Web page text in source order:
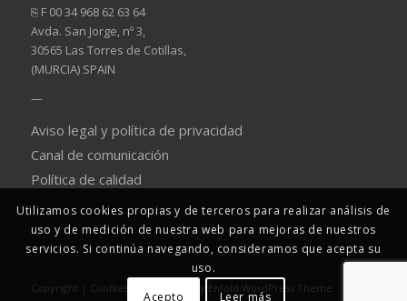
⎘ F 00 34 968 62 63 64
Avda. San Jorge, nº 3,
30565 Las Torres de Cotillas,
(MURCIA) SPAIN
—
Aviso legal y política de privacidad
Canal de comunicación
Política de calidad
Copyright | Confiletas - powered by Enfold WordPress Theme
Utilizamos cookies propias y de terceros para realizar análisis de
uso y de medición de nuestra web para mejoras de nuestros
servicios. Si continúa navegando, consideramos que acepta su
uso.
Acepto
Leer más